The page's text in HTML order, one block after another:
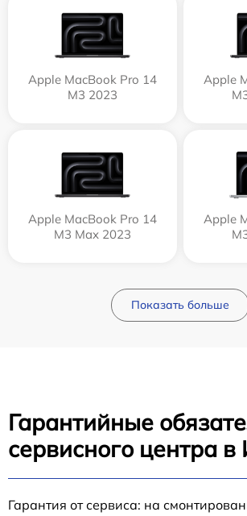
Apple MacBook Pro 14
M3 2023
Apple
Apple MacBook Pro 14
M3 Max 2023
Apple
Показать больше
Гарантийные
сервисного центра
Гарантия от сервиса: на